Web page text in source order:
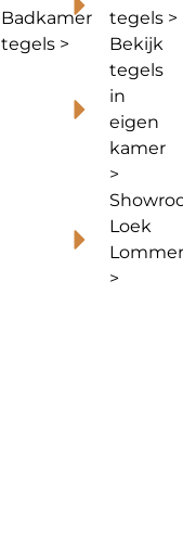
Badkamer
tegels >
tegels >
Bekijk
tegels
in
eigen
kamer
>
Loek
>